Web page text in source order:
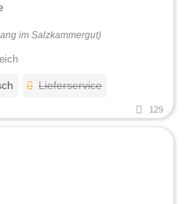
im Salzkammergut)
Lieferservice
129